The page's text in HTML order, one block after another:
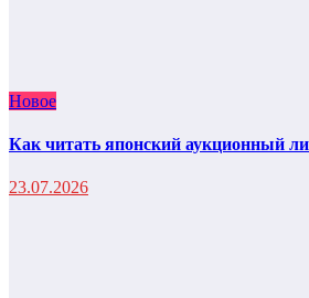
Новое
Как читать японский аукционный
23.07.2026